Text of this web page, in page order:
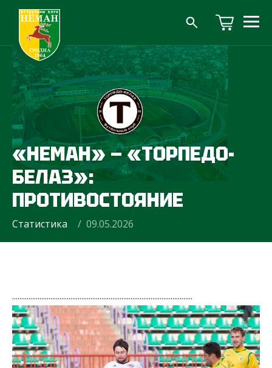
«НЕМАН» — «ТОРПЕДО-
БЕЛАЗ»:
ПРОТИВОСТОЯНИЕ
Статистика / 09.05.2026
...................................................................................................